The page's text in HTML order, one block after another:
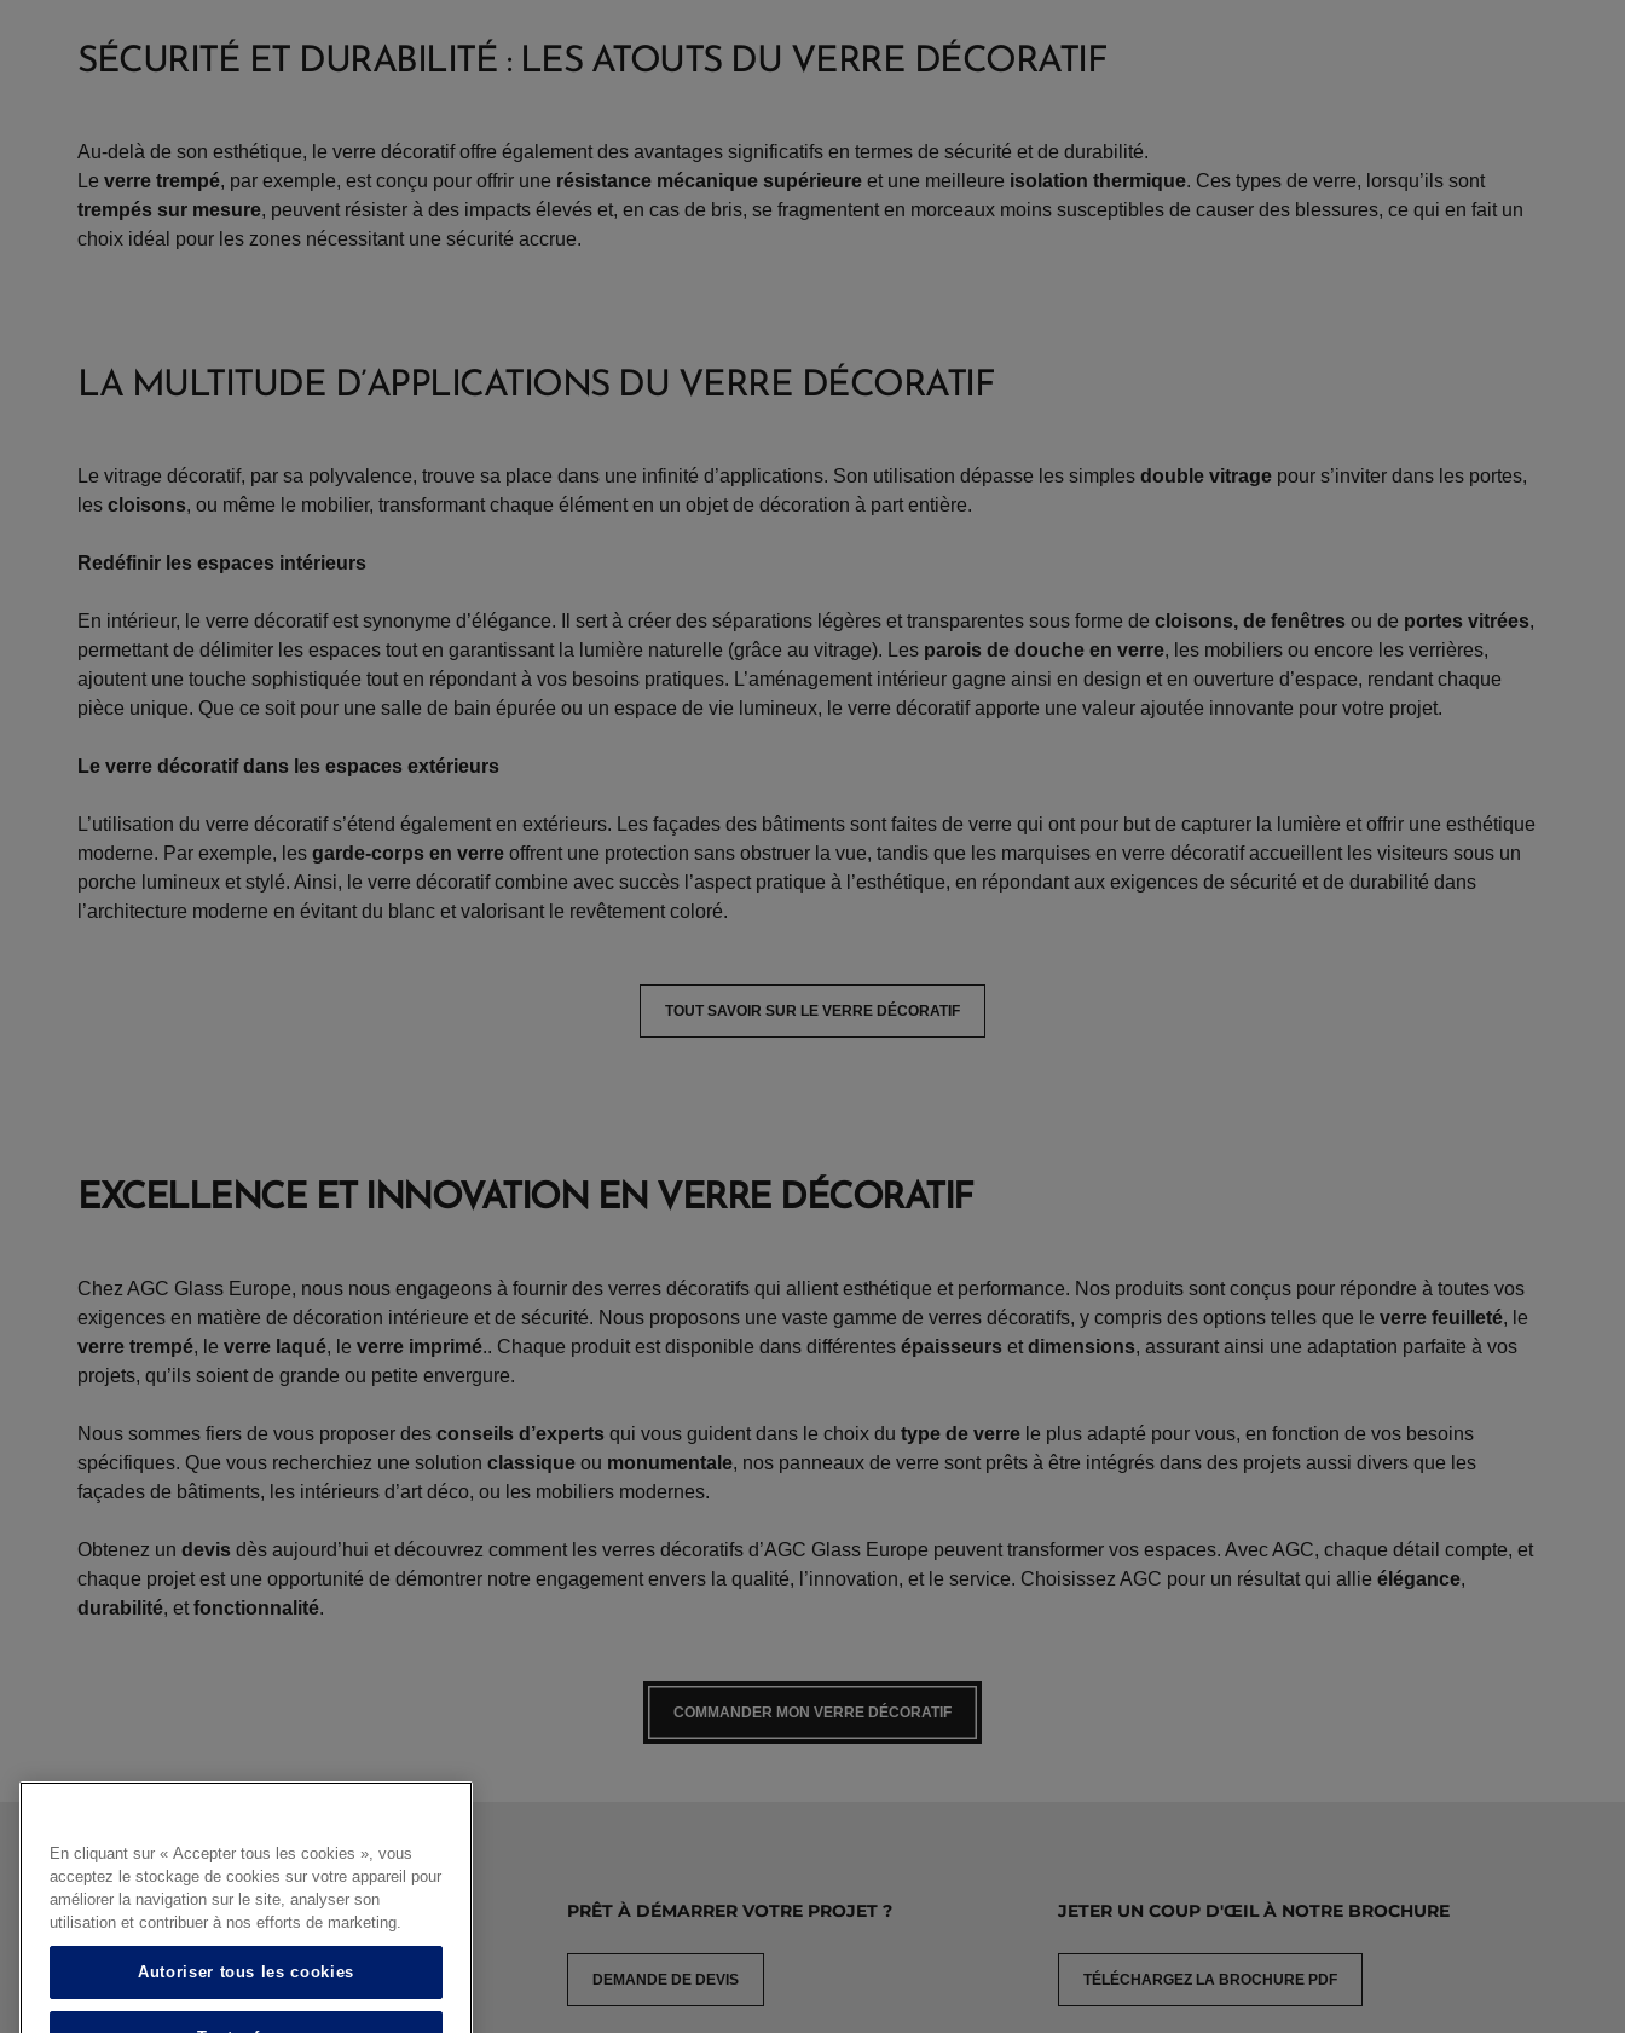
SÉCURITÉ ET DURABILITÉ : LES ATOUTS DU VERRE DÉCORATIF
Au-delà de son esthétique, le verre décoratif offre également des avantages significatifs en termes de sécurité et de durabilité.
Le verre trempé, par exemple, est conçu pour offrir une résistance mécanique supérieure et une meilleure isolation thermique. Ces types de verre, lorsqu’ils sont
trempés sur mesure, peuvent résister à des impacts élevés et, en cas de bris, se fragmentent en morceaux moins susceptibles de causer des blessures, ce qui en fait un
choix idéal pour les zones nécessitant une sécurité accrue.
LA MULTITUDE D’APPLICATIONS DU VERRE DÉCORATIF
Le vitrage décoratif, par sa polyvalence, trouve sa place dans une infinité d’applications. Son utilisation dépasse les simples double vitrage pour s’inviter dans les portes,
les cloisons, ou même le mobilier, transformant chaque élément en un objet de décoration à part entière.
Redéfinir les espaces intérieurs
En intérieur, le verre décoratif est synonyme d’élégance. Il sert à créer des séparations légères et transparentes sous forme de cloisons, de fenêtres ou de portes vitrées,
permettant de délimiter les espaces tout en garantissant la lumière naturelle (grâce au vitrage). Les parois de douche en verre, les mobiliers ou encore les verrières,
ajoutent une touche sophistiquée tout en répondant à vos besoins pratiques. L’aménagement intérieur gagne ainsi en design et en ouverture d’espace, rendant chaque
pièce unique. Que ce soit pour une salle de bain épurée ou un espace de vie lumineux, le verre décoratif apporte une valeur ajoutée innovante pour votre projet.
Le verre décoratif dans les espaces extérieurs
L’utilisation du verre décoratif s’étend également en extérieurs. Les façades des bâtiments sont faites de verre qui ont pour but de capturer la lumière et offrir une esthétique
moderne. Par exemple, les garde-corps en verre offrent une protection sans obstruer la vue, tandis que les marquises en verre décoratif accueillent les visiteurs sous un
porche lumineux et stylé. Ainsi, le verre décoratif combine avec succès l’aspect pratique à l’esthétique, en répondant aux exigences de sécurité et de durabilité dans
l’architecture moderne en évitant du blanc et valorisant le revêtement coloré.
TOUT SAVOIR SUR LE VERRE DÉCORATIF
EXCELLENCE ET INNOVATION EN VERRE DÉCORATIF
Chez AGC Glass Europe, nous nous engageons à fournir des verres décoratifs qui allient esthétique et performance. Nos produits sont conçus pour répondre à toutes vos
exigences en matière de décoration intérieure et de sécurité. Nous proposons une vaste gamme de verres décoratifs, y compris des options telles que le verre feuilleté, le
verre trempé, le verre laqué, le verre imprimé.. Chaque produit est disponible dans différentes épaisseurs et dimensions, assurant ainsi une adaptation parfaite à vos
projets, qu’ils soient de grande ou petite envergure.
Nous sommes fiers de vous proposer des conseils d’experts qui vous guident dans le choix du type de verre le plus adapté pour vous, en fonction de vos besoins
spécifiques. Que vous recherchiez une solution classique ou monumentale, nos panneaux de verre sont prêts à être intégrés dans des projets aussi divers que les
façades de bâtiments, les intérieurs d’art déco, ou les mobiliers modernes.
Obtenez un devis dès aujourd’hui et découvrez comment les verres décoratifs d’AGC Glass Europe peuvent transformer vos espaces. Avec AGC, chaque détail compte, et
chaque projet est une opportunité de démontrer notre engagement envers la qualité, l’innovation, et le service. Choisissez AGC pour un résultat qui allie élégance,
durabilité, et fonctionnalité.
COMMANDER MON VERRE DÉCORATIF
PRÊT À DÉMARRER VOTRE PROJET ?
DEMANDE DE DEVIS
JETER UN COUP D'ŒIL À NOTRE BROCHURE
TÉLÉCHARGEZ LA BROCHURE PDF
En cliquant sur « Accepter tous les cookies », vous
acceptez le stockage de cookies sur votre appareil pour
améliorer la navigation sur le site, analyser son
utilisation et contribuer à nos efforts de marketing.
Autoriser tous les cookies